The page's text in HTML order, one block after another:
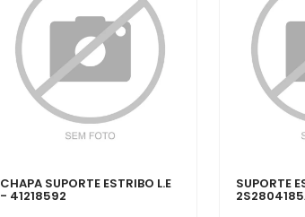
CHAPA SUPORTE ESTRIBO L.E
- 41218592
SUPORTE